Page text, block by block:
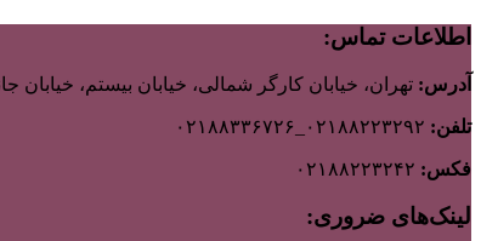
اطلاعات تماس:
آدرس: تهران، خیابان کارگر شمالی، خیابان بیستم، خیابان
تلفن:
فکس:
لینک‌های ضروری: